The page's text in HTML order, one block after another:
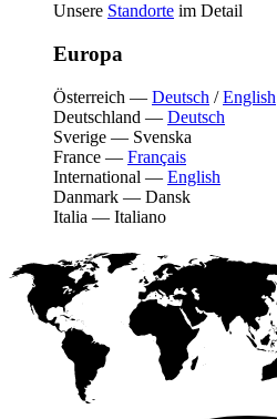
Unsere Standorte im Detail
Europa
Österreich — Deutsch /English
Deutschland — Deutsch
Sverige — Svenska
France — Français
International — English
Danmark — Dansk
Italia — Italiano